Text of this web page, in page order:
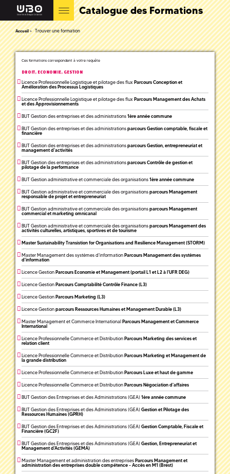
Catalogue des Formations
Accueil Trouver une formation
Ces formations correspondent à votre requête
DROIT, ECONOMIE, GESTION
Licence Professionnelle Logistique et pilotage des flux Parcours Conception et
Amélioration des Processus Logistiques
Licence Professionnelle Logistique et pilotage des flux Parcours Management des Achats
et des Approvisionnements
BUT Gestion des entreprises et des administrations1ère année commune
BUT Gestion des entreprises et des administrationsparcours Gestion comptable, fiscale et
financière
BUT Gestion des entreprises et des administrationsparcours Gestion, entrepreneuriat et
management d'activités
BUT Gestion des entreprises et des administrationsparcours Contrôle de gestion et
pilotage de la performance
BUT Gestion administrative et commerciale des organisations1ère année commune
BUT Gestion administrative et commerciale des organisationsparcours Management
responsable de projet et entrepreneuriat
BUT Gestion administrative et commerciale des organisationsparcours Management
commercial et marketing omnicanal
BUT Gestion administrative et commerciale des organisationsparcours Management des
activités culturelles, artistiques, sportives et de tourisme
Master Sustainability Transistion for Organisations and Resilience Management (STORM)
Master Management des systèmes d'informationParcours Management des systèmes
d'information
Licence GestionParcours Economie et Management (portail L1 et L2 à l'UFR DEG)
Licence GestionParcours Comptabilité Contrôle Finance (L3)
Licence GestionParcours Marketing (L3)
Licence Gestionparcours Ressources Humaines et Management Durable (L3)
Master Management et Commerce InternationalParcours Management et Commerce
International
Licence Professionnelle Commerce et DistributionParcours Marketing des services et
relation client
Licence Professionnelle Commerce et DistributionParcours Marketing et Management de
la grande distribution
Licence Professionnelle Commerce et DistributionParcours Luxe et haut de gamme
Licence Professionnelle Commerce et DistributionParcours Négociation d'affaires
BUT Gestion des Entreprises et des Administrations (GEA)1ère année commune
BUT Gestion des Entreprises et des Administrations (GEA)Gestion et Pilotage des
Ressources Humaines (GPRH)
BUT Gestion des Entreprises et des Administrations (GEA)Gestion Comptable, Fiscale et
Financière (GC2F)
BUT Gestion des Entreprises et des Administrations (GEA)Gestion, Entrepreneuriat et
Management d'Activités (GEMA)
Master Management et administration des entreprisesParcours Management et
administration des entreprises double compétence - Accès en M1 (Brest)